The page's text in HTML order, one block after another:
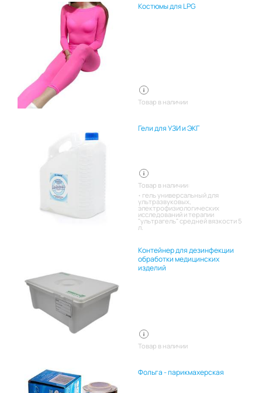
Костюмы для LPG
Товар в наличии
Гели для УЗИ и ЭКГ
Товар в наличии:
гель универсальный для
ультразвуковых,
электрофизиологических
исследований и терапии
"ультрагель" средней вязкости 5
л.
Контейнер для дезинфекции
обработки медицинских
изделий
Товар в наличии
Фольга - парикмахерская